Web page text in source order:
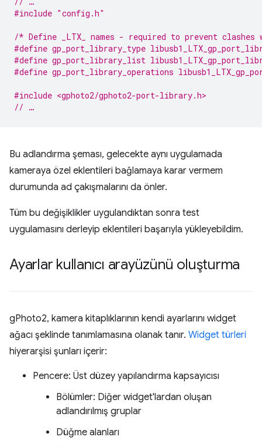
#include "config.h"
/* Define _LTX_ names - required to prevent
#define gp_port_library_type
#define gp_port_library_list
#define gp_port_library_operations
#include <gphoto2/gphoto2-port-library.h>
// …
Bu adlandırma şeması, gelecekte aynı uygulamada
kameraya özel eklentileri bağlamaya karar vermem
durumunda ad çakışmalarını da önler.
Tüm bu değişiklikler uygulandıktan sonra test
uygulamasını derleyip eklentileri başarıyla yükleyebildim.
Ayarlar kullanıcı arayüzünü oluşturma
gPhoto2, kamera kitaplıklarının kendi ayarlarını widget
ağacı şeklinde tanımlamasına olanak tanır. Widget türleri
hiyerarşisi şunları içerir:
Pencere: Üst düzey yapılandırma kapsayıcısı
Bölümler: Diğer widget'lardan oluşan
adlandırılmış gruplar
Düğme alanları